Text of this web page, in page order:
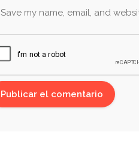
Save my name, email, and